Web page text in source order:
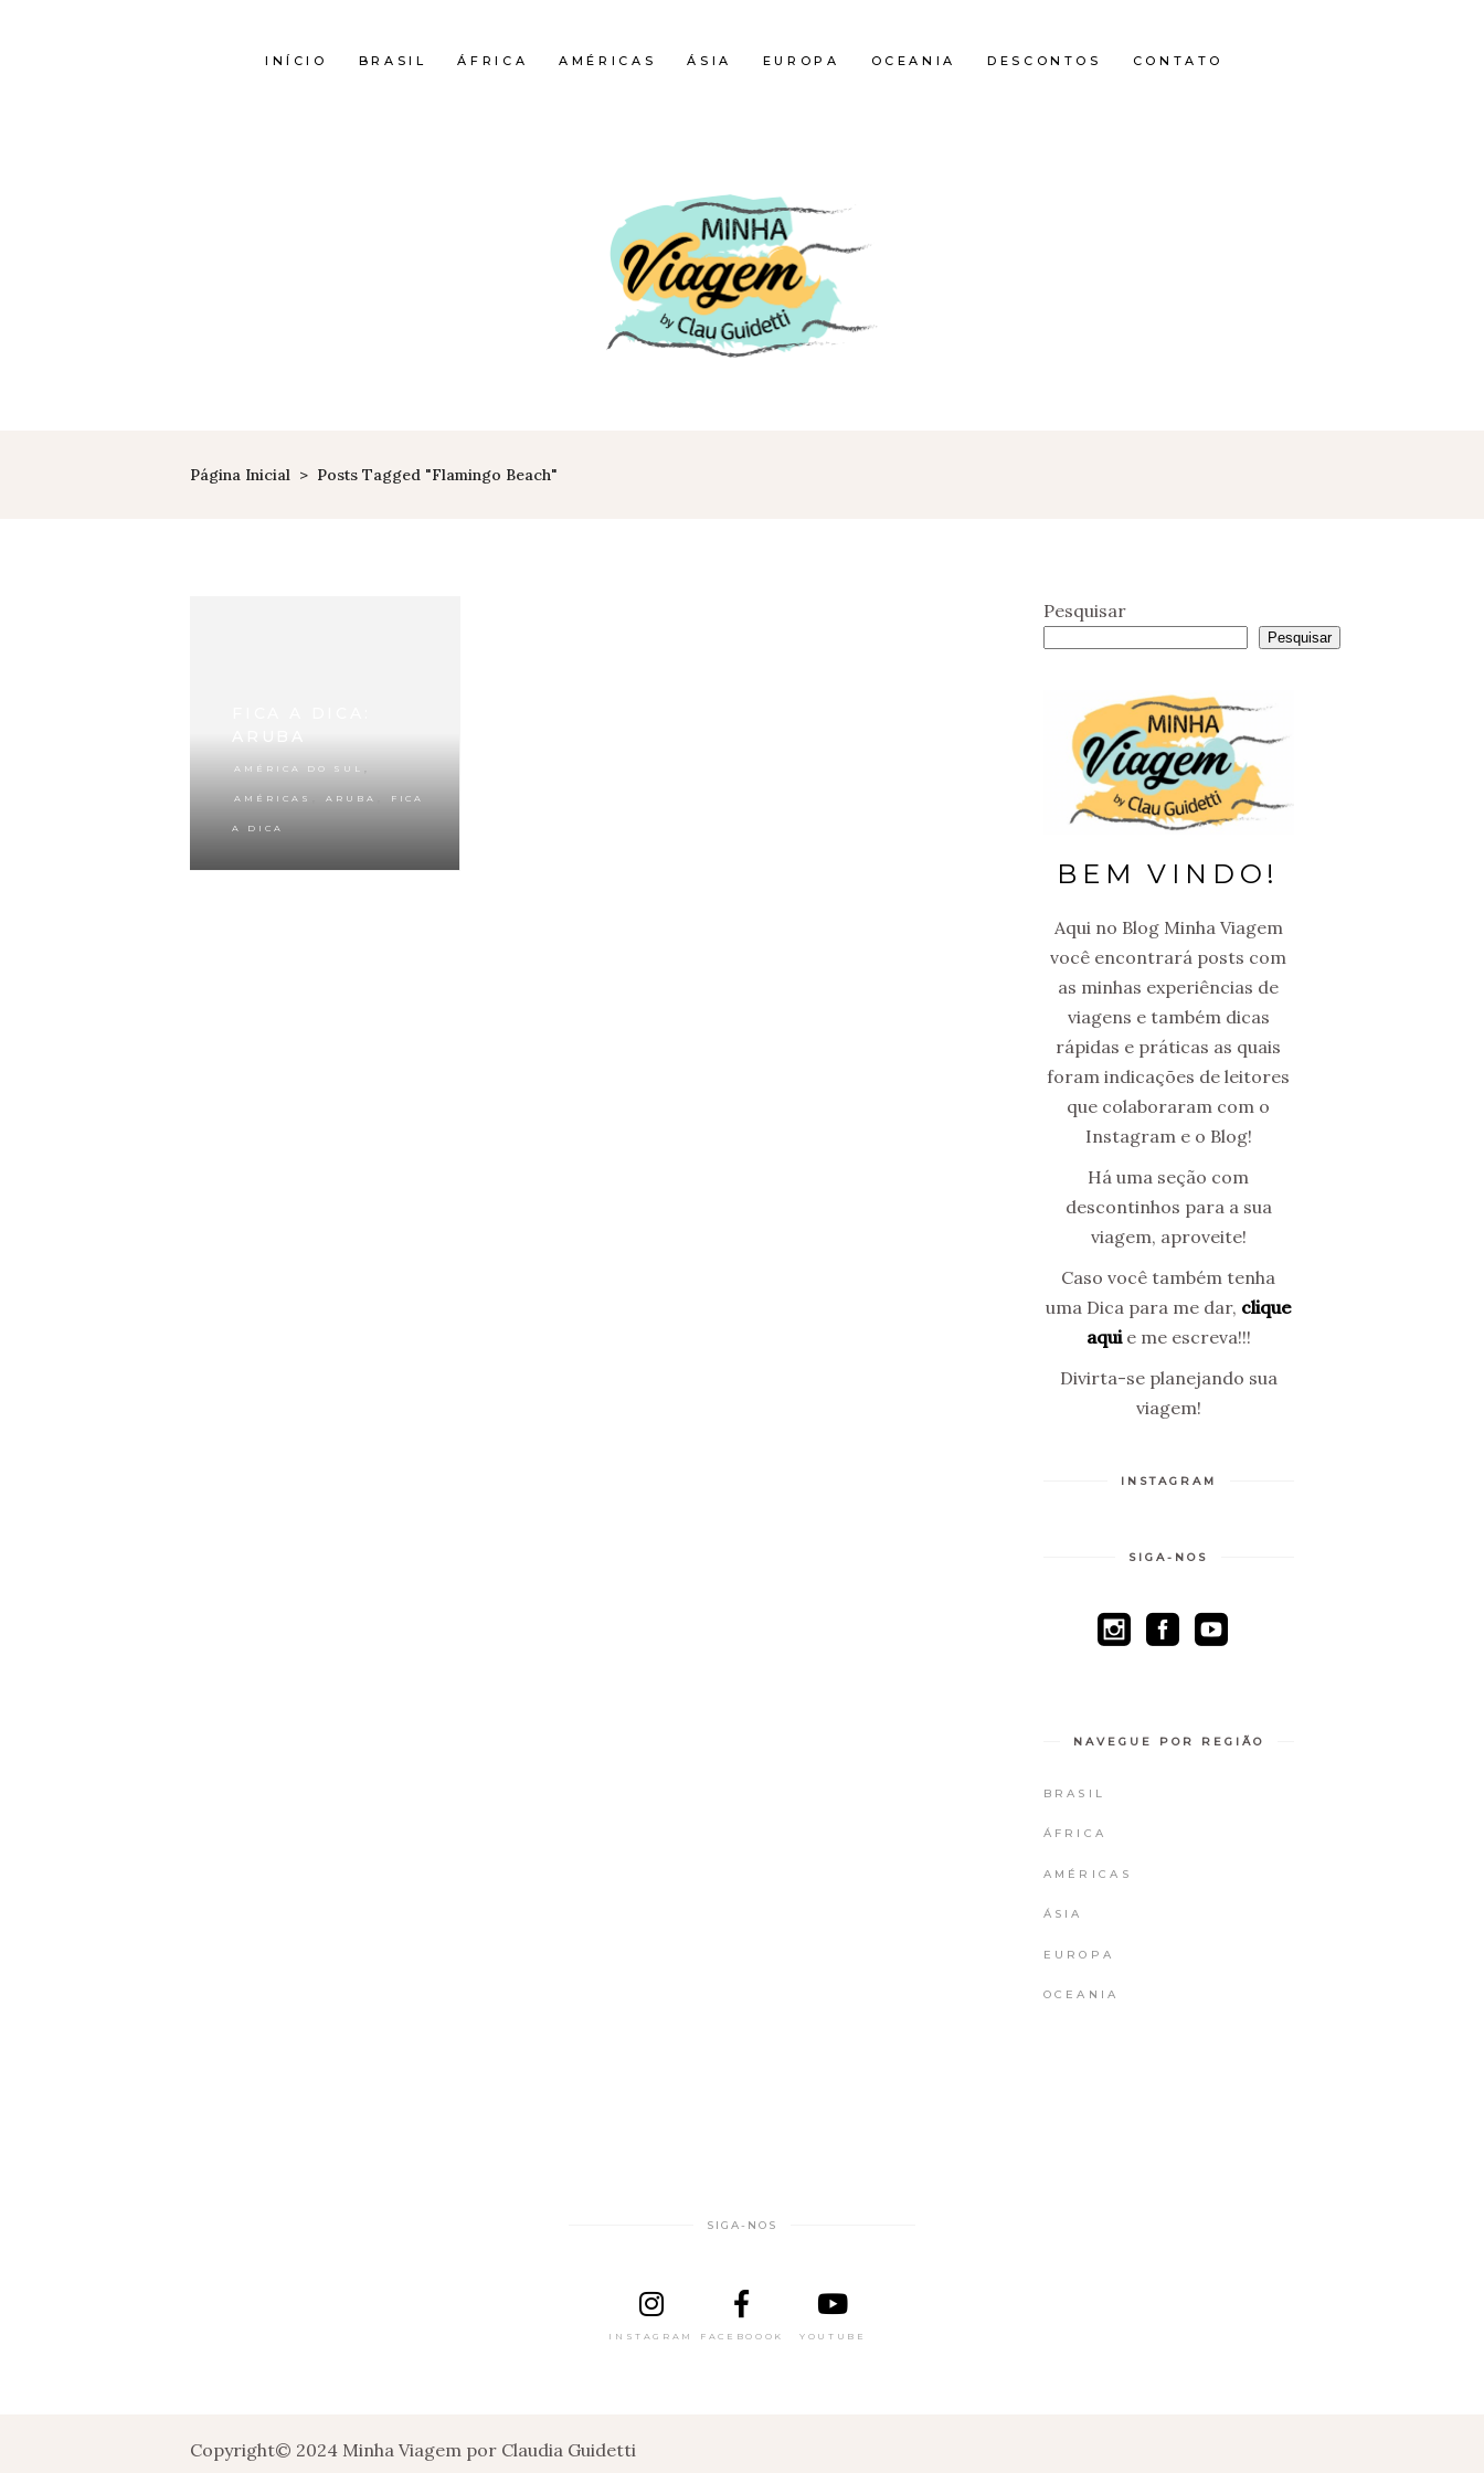
INÍCIO BRASIL ÁFRICA AMÉRICAS ÁSIA EUROPA OCEANIA DESCONTOS CONTATO
Página Inicial > Posts Tagged "Flamingo Beach"
AMÉRICA DO SUL
AMÉRICAS ARUBA FICA
A DICA
Pesquisar
Pesquisar
BEM VINDO!
Aqui no Blog Minha Viagem
você encontrará posts com
as minhas experiências de
viagens e também dicas
rápidas e práticas as quais
foram indicações de leitores
que colaboraram com o
Instagram e o Blog!
Há uma seção com
descontinhos para a sua
viagem, aproveite!
Caso você também tenha
uma Dica para me dar, clique
aquie me escreva!!!
Divirta-se planejando sua
viagem!
INSTAGRAM
SIGA-NOS
NAVEGUE POR REGIÃO
BRASIL
ÁFRICA
AMÉRICAS
ÁSIA
EUROPA
OCEANIA
SIGA-NOS
INSTAGRAM FACEBOOOK YOUTUBE
Copyright© 2024 Minha Viagem por Claudia Guidetti